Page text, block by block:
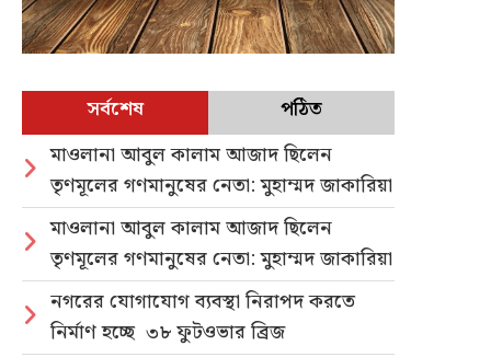
সর্বশেষ
পঠিত
মাওলানা আবুল কালাম আজাদ ছিলেন
তৃণমূলের গণমানুষের নেতা: মুহাম্মদ জাকারিয়া
মাওলানা আবুল কালাম আজাদ ছিলেন
তৃণমূলের গণমানুষের নেতা: মুহাম্মদ জাকারিয়া
নগরের যোগাযোগ ব্যবস্থা নিরাপদ করতে
নির্মাণ হচ্ছে ৩৮ ফুটওভার ব্রিজ